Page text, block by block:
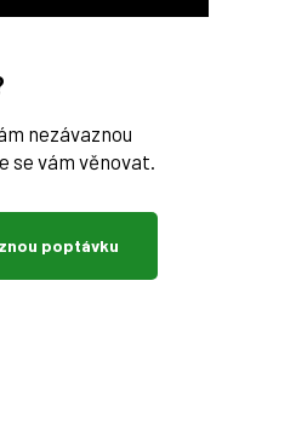
nezávaznou
se vám věnovat.
poptávku